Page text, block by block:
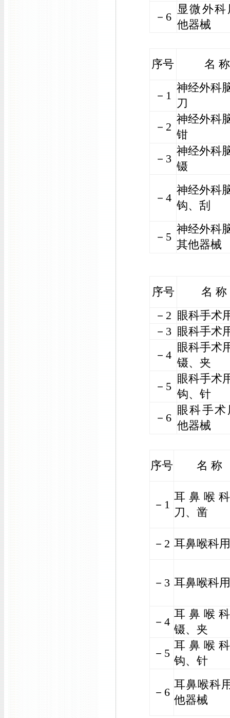
－6
显微外科
他器械
序号 名 称
－1
神经外科
刀
－2
神经外科
钳
－3
神经外科
镊
－4
神经外科
钩、刮
－5
神经外科
其他器械
序号
名 称
－2 眼科手术
－3 眼科手术
－4
眼科手术
镊、夹
－5
眼科手术
钩、针
－6
眼科手术
他器械
序号 名 称
－1
耳鼻喉
刀、凿
－2 耳鼻喉科
－3 耳鼻喉科
－4
耳鼻喉
镊、夹
－5
耳鼻喉
钩、针
－6
耳鼻喉科
他器械